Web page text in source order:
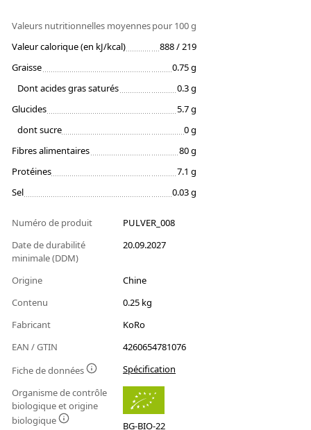
Valeurs nutritionnelles moyennespour 100 g
Valeur calorique (en kJ/kcal)
888 / 219
Graisse
0.75 g
Dont acides gras saturés
0.3 g
Glucides
5.7 g
dont sucre
0 g
Fibres alimentaires
80 g
Protéines
7.1 g
Sel
0.03 g
Numéro de produit
PULVER_008
Date de durabilité
minimale (DDM)
20.09.2027
Origine
Chine
Contenu
0.25 kg
Fabricant
KoRo
EAN / GTIN
4260654781076
Fiche de données
Spécification
Organisme de contrôle
biologique et origine
biologique
BG-BIO-22